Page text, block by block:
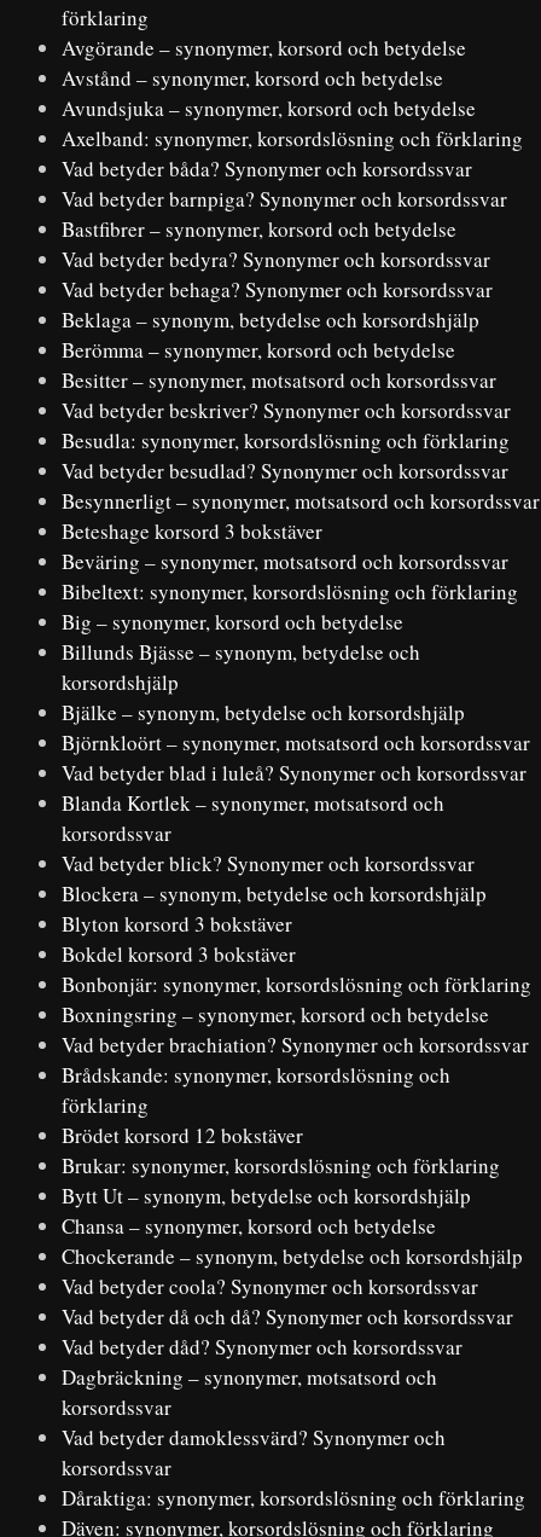
förklaring
Avgörande – synonymer, korsord och betydelse
Avstånd – synonymer, korsord och betydelse
Avundsjuka – synonymer, korsord och betydelse
Axelband: synonymer, korsordslösning och förklaring
Vad betyder båda? Synonymer och korsordssvar
Vad betyder barnpiga? Synonymer och korsordssvar
Bastfibrer – synonymer, korsord och betydelse
Vad betyder bedyra? Synonymer och korsordssvar
Vad betyder behaga? Synonymer och korsordssvar
Beklaga – synonym, betydelse och korsordshjälp
Berömma – synonymer, korsord och betydelse
Besitter – synonymer, motsatsord och korsordssvar
Vad betyder beskriver? Synonymer och korsordssvar
Besudla: synonymer, korsordslösning och förklaring
Vad betyder besudlad? Synonymer och korsordssvar
Besynnerligt – synonymer, motsatsord och korsordssvar
Beteshage korsord 3 bokstäver
Beväring – synonymer, motsatsord och korsordssvar
Bibeltext: synonymer, korsordslösning och förklaring
Big – synonymer, korsord och betydelse
Billunds Bjässe – synonym, betydelse och
korsordshjälp
Bjälke – synonym, betydelse och korsordshjälp
Björnkloört – synonymer, motsatsord och korsordssvar
Vad betyder blad i luleå? Synonymer och korsordssvar
Blanda Kortlek – synonymer, motsatsord och
korsordssvar
Vad betyder blick? Synonymer och korsordssvar
Blockera – synonym, betydelse och korsordshjälp
Blyton korsord 3 bokstäver
Bokdel korsord 3 bokstäver
Bonbonjär: synonymer, korsordslösning och förklaring
Boxningsring – synonymer, korsord och betydelse
Vad betyder brachiation? Synonymer och korsordssvar
Brådskande: synonymer, korsordslösning och
förklaring
Brödet korsord 12 bokstäver
Brukar: synonymer, korsordslösning och förklaring
Bytt Ut – synonym, betydelse och korsordshjälp
Chansa – synonymer, korsord och betydelse
Chockerande – synonym, betydelse och korsordshjälp
Vad betyder coola? Synonymer och korsordssvar
Vad betyder då och då? Synonymer och korsordssvar
Vad betyder dåd? Synonymer och korsordssvar
Dagbräckning – synonymer, motsatsord och
korsordssvar
Vad betyder damoklessvärd? Synonymer och
korsordssvar
Dåraktiga: synonymer, korsordslösning och förklaring
Däven: synonymer, korsordslösning och förklaring